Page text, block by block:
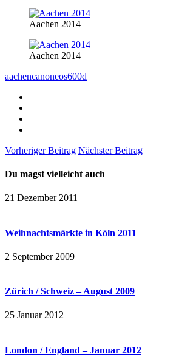
Aachen 2014
Aachen 2014
aachencanoneos600d
Vorheriger Beitrag Nächster Beitrag
Du magst vielleicht auch
21 Dezember 2011
Weihnachtsmärkte in Köln 2011
2 September 2009
Zürich / Schweiz – August 2009
25 Januar 2012
London / England – Januar 2012